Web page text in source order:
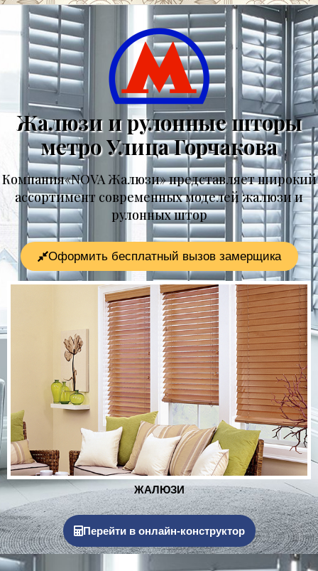
Жалюзи и рулонные шторы
метро Улица Горчакова
Компания«NOVA Жалюзи» представляет широкий
ассортимент современных моделей жалюзи и
рулонных штор
Оформить бесплатный вызов замерщика
РОЛЬСТАВНИ
Перейти в онлайн-конструктор